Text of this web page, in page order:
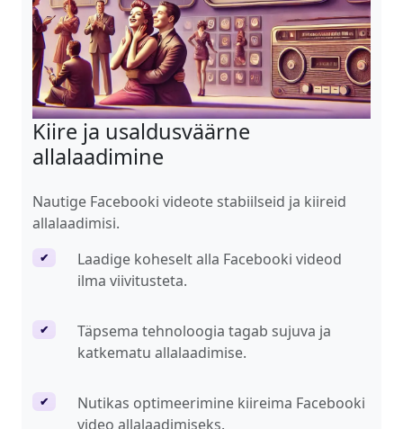
Kiire ja usaldusväärne
allalaadimine
Nautige Facebooki videote stabiilseid ja kiireid
allalaadimisi.
✔
Laadige koheselt alla Facebooki videod
ilma viivitusteta.
✔
Täpsema tehnoloogia tagab sujuva ja
katkematu allalaadimise.
✔
Nutikas optimeerimine kiireima Facebooki
video allalaadimiseks.